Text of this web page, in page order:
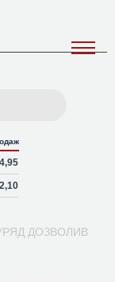
ДОЗВОЛИВ